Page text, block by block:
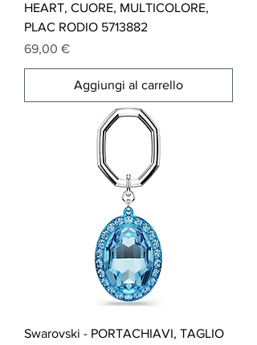
HEART, CUORE, MULTICOLORE,
PLAC RODIO 5713882
Prezzo
69,00 €
Aggiungi al carrello
Swarovski - PORTACHIAVI, TAGLIO